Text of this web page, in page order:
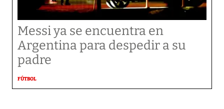
Messi ya se encuentra en
Argentina para despedir a su
padre
FÚTBOL